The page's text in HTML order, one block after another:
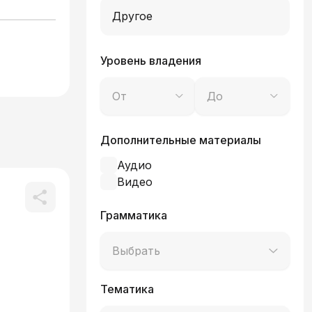
Другое
Уровень владения
От До
Дополнительные материалы
Аудио
Видео
Грамматика
Выбрать
Тематика